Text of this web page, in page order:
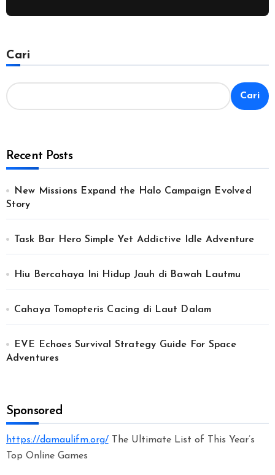
Cari
Cari
Recent Posts
New Missions Expand the Halo Campaign Evolved
Story
Task Bar Hero Simple Yet Addictive Idle Adventure
Hiu Bercahaya Ini Hidup Jauh di Bawah Lautmu
Cahaya Tomopteris Cacing di Laut Dalam
EVE Echoes Survival Strategy Guide For Space
Adventures
Sponsored
https://damaulifm.org/The Ultimate List of This Year’s
Top Online Games